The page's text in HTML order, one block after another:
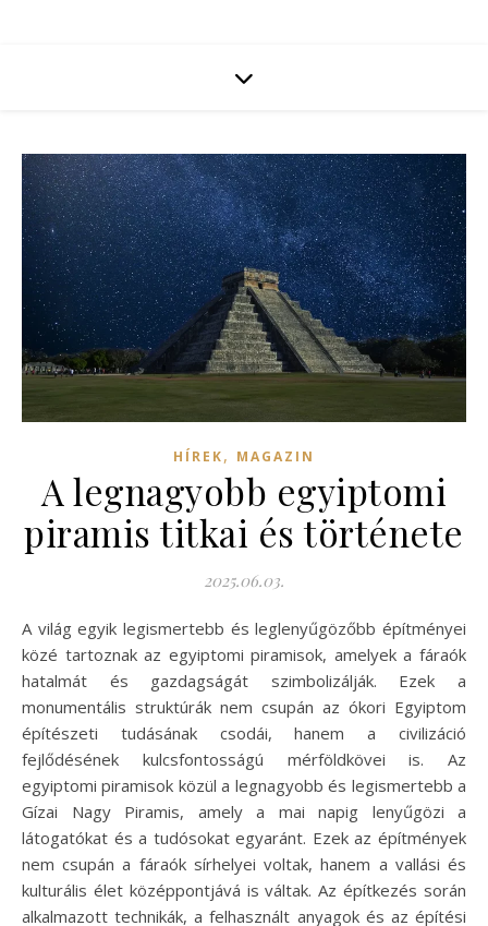
HÍREK, MAGAZIN
A legnagyobb egyiptomi
piramis titkai és története
2025.06.03.
A világ egyik legismertebb és leglenyűgözőbb építményei
közé tartoznak az egyiptomi piramisok, amelyek a fáraók
hatalmát és gazdagságát szimbolizálják. Ezek a
monumentális struktúrák nem csupán az ókori Egyiptom
építészeti tudásának csodái, hanem a civilizáció
fejlődésének kulcsfontosságú mérföldkövei is. Az
egyiptomi piramisok közül a legnagyobb és legismertebb a
Gízai Nagy Piramis, amely a mai napig lenyűgözi a
látogatókat és a tudósokat egyaránt. Ezek az építmények
nem csupán a fáraók sírhelyei voltak, hanem a vallási és
kulturális élet középpontjává is váltak. Az építkezés során
alkalmazott technikák, a felhasznált anyagok és az építési